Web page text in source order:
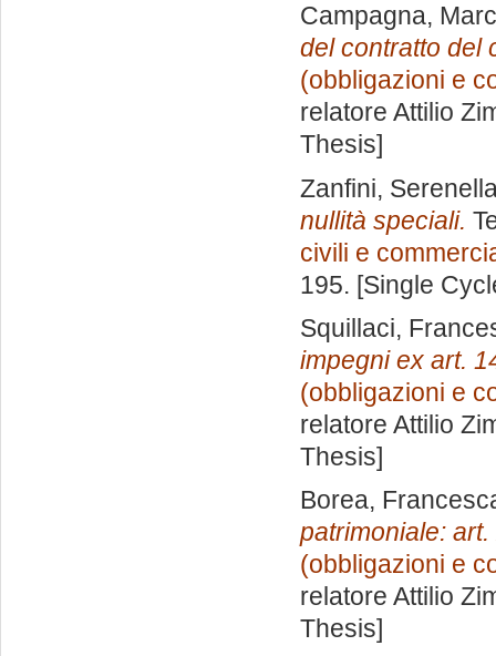
Campagna,
del contratto del
(obbligazioni e
relatore Attilio
Thesis]
Zanfini,
nullità speciali.
civili e
195. [Single
Squillaci,
impegni ex art.
(obbligazioni e
relatore Attilio
Thesis]
Borea,
patrimoniale:
(obbligazioni e
relatore Attilio
Thesis]